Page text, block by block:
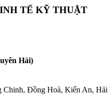
TẾ KỸ THUẬT
Hải)
Chinh, Đồng Hoà, Kiến An, Hải